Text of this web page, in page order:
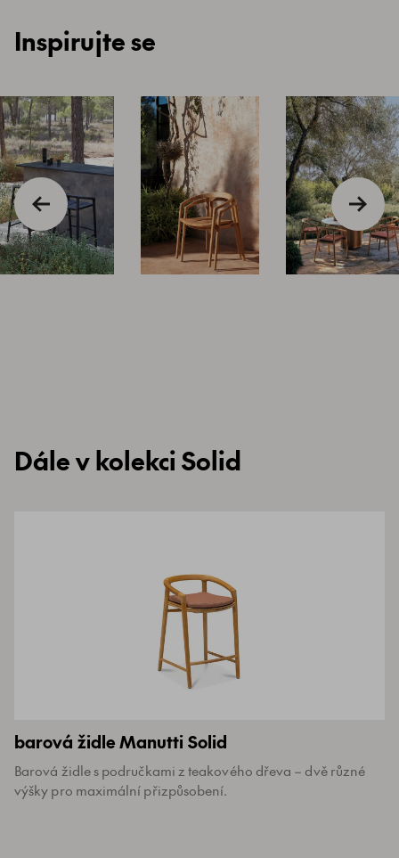
Inspirujte se
Dále v kolekci Solid
barová židle Manutti Solid
Barová židle s područkami z teakového dřeva – dvě různé
výšky pro maximální přizpůsobení.